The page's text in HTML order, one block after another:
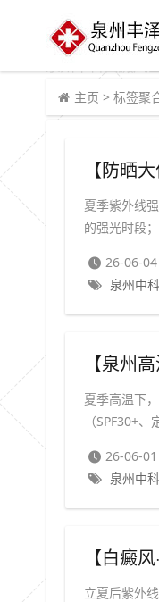
主页 > 标签聚
【防晒
夏季紫外线
的强光时段
26-06-04
泉州中
夏季高温下
（SPF30+
26-06-01
泉州中
【白癜
立夏后紫外